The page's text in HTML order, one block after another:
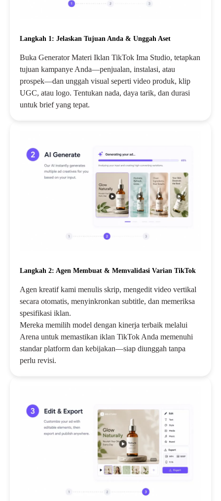
Langkah 1: Jelaskan Tujuan Anda & Unggah Aset
Buka Generator Materi Iklan TikTok Ima Studio, tetapkan
tujuan kampanye Anda—penjualan, instalasi, atau
prospek—dan unggah visual seperti video produk, klip
UGC, atau logo. Tentukan nada, daya tarik, dan durasi
untuk brief yang tepat.
Langkah 2: Agen Membuat & Memvalidasi Varian TikTok
Agen kreatif kami menulis skrip, mengedit video vertikal
secara otomatis, menyinkronkan subtitle, dan memeriksa
spesifikasi iklan.
Mereka memilih model dengan kinerja terbaik melalui
Arena untuk memastikan iklan TikTok Anda memenuhi
standar platform dan kebijakan—siap diunggah tanpa
perlu revisi.